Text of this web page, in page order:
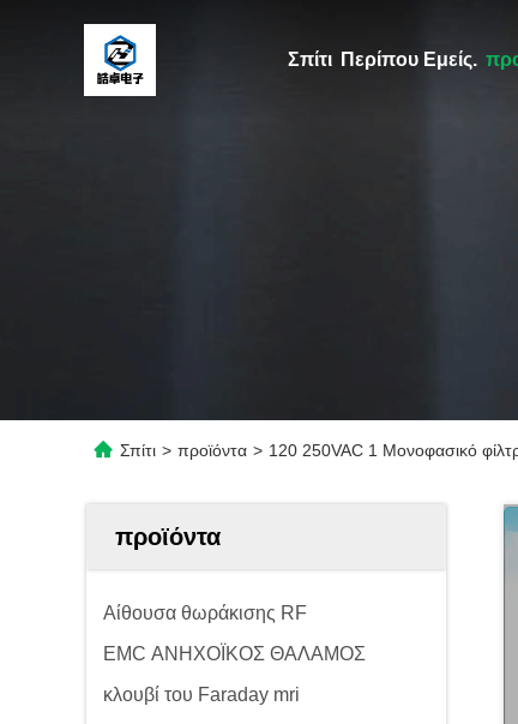
Σπίτι Περίπου Εμείς.
Σπίτι > προϊόντα > 120 250VAC 1 Μονοφασικό
προϊόντα
Αίθουσα θωράκισης RF
EMC ΑΝΗΧΟΪΚΟΣ ΘΑΛΑΜΟΣ
κλουβί του Faraday mri